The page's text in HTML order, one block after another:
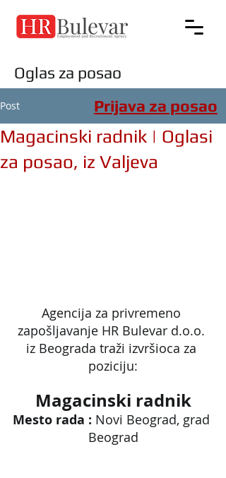
Oglas za posao
Post
Magacinski radnik | Oglasi
za posao, iz Valjeva
Agencija za privremeno
zapošljavanje HR Bulevar d.o.o.
iz Beograda traži izvršioca za
poziciju:
Magacinski radnik
Mesto rada : Novi Beograd, grad
Beograd
Prijava za posao